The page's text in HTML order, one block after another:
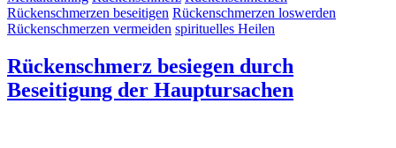
Rückenschmerzen beseitigen Rückenschmerzen loswerden
Rückenschmerzen vermeiden spirituelles Heilen
Rückenschmerz besiegen durch
Beseitigung der Hauptursachen